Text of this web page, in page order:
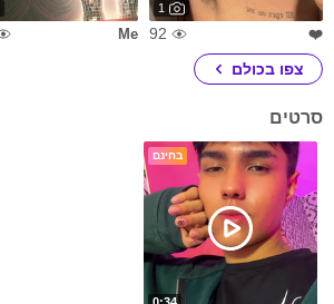
1
❤️
92
Me
צפו בכולם
סרטים
בחינם